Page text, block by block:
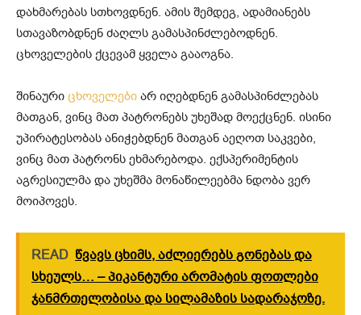
დახმარებას სთხოვდნენ. ამის შემდეგ, ადამიანებს
სთავაზობდნენ ძაღლს გამასპინძლებოდნენ.
ცხოველების ქცევამ ყველა გააოგნა.
შინაური ცხოველები არ იღებდნენ გამასპინძლებას
მათგან, ვინც მათ პატრონებს უხეშად მოექცნენ. ისინი
უპირატესობას ანიჭებდნენ მათგან აეღოთ საკვები,
ვინც მათ პატრონს ეხმარებოდა. ექსპერიმენტის
აგრესიულმა და უხეშმა მონაწილეებმა ნდობა ვერ
მოიპოვეს.
READ წვავს ცხიმს, აძლიერებს გონებას და
სხეულს… – პიკანტური არომატის ფოთლები
ჯანმრთელობისა და სილამაზის სადარაჯოზე.